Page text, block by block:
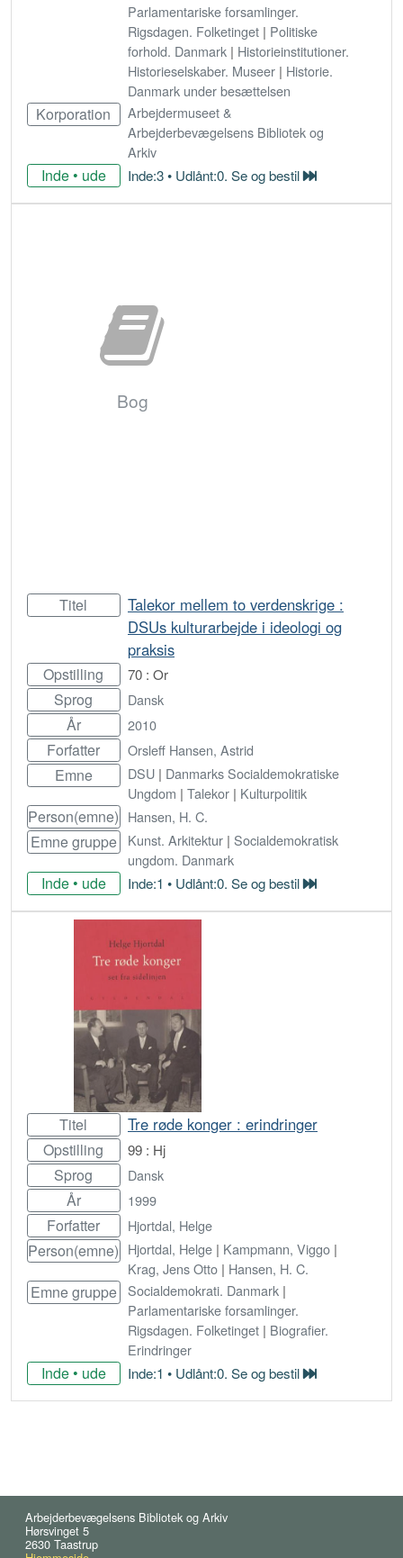
Parlamentariske forsamlinger.
Rigsdagen. Folketinget | Politiske
forhold. Danmark | Historieinstitutioner.
Historieselskaber. Museer | Historie.
Danmark under besættelsen
Korporation
Arbejdermuseet &
Arbejderbevægelsens Bibliotek og
Arkiv
Inde • ude Inde:3 • Udlånt:0. Se og bestil
Bestil
Bog
Titel
Talekor mellem to verdenskrige :
DSUs kulturarbejde i ideologi og
praksis
Opstilling 70 : Or
Sprog Dansk
År 2010
Forfatter Orsleff Hansen, Astrid
Emne DSU | Danmarks Socialdemokratiske
Ungdom | Talekor | Kulturpolitik
Person(emne) Hansen, H. C.
Emne gruppe Kunst. Arkitektur | Socialdemokratisk
ungdom. Danmark
Inde • ude Inde:1 • Udlånt:0. Se og bestil
Bestil
Titel Tre røde konger : erindringer
Opstilling 99 : Hj
Sprog Dansk
År 1999
Forfatter Hjortdal, Helge
Person(emne) Hjortdal, Helge | Kampmann, Viggo |
Krag, Jens Otto | Hansen, H. C.
Emne gruppe Socialdemokrati. Danmark |
Parlamentariske forsamlinger.
Rigsdagen. Folketinget | Biografier.
Erindringer
Inde • ude Inde:1 • Udlånt:0. Se og bestil
Bestil
Arbejderbevægelsens Bibliotek og Arkiv
Hørsvinget 5
2630 Taastrup